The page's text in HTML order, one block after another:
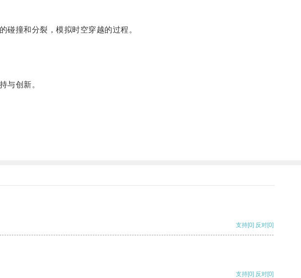
撞和分裂，模拟时空穿越的过程。
与创新。
支持[0] 反对[0]
支持[0] 反对[0]